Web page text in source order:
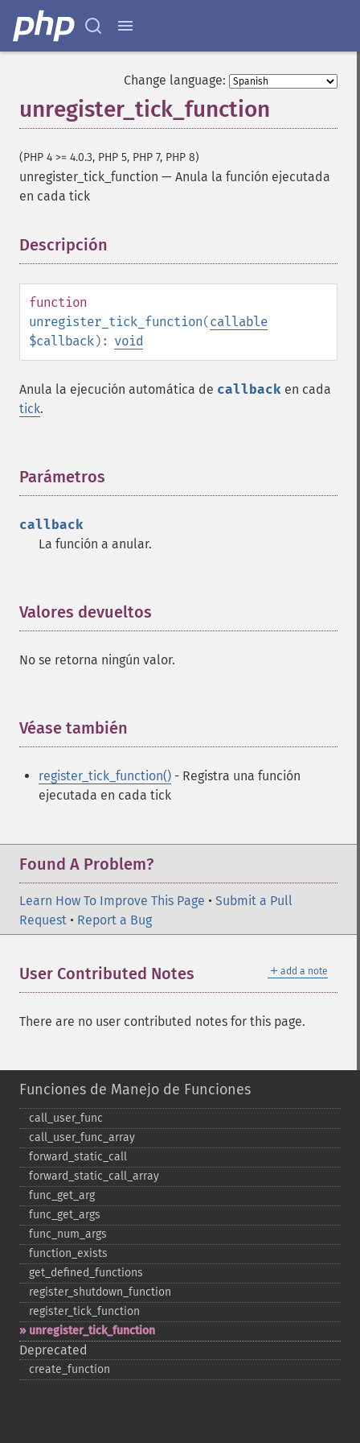
Change language:
unregister_tick_function
(PHP 4 >= 4.0.3, PHP 5, PHP 7, PHP 8)
unregister_tick_function — Anula la función ejecutada
en cada tick
Descripción
function
unregister_tick_function(callable
$callback): void
Anula la ejecución automática de callback en cada
tick.
Parámetros
callback
La función a anular.
Valores devueltos
No se retorna ningún valor.
Véase también
register_tick_function() - Registra una función
ejecutada en cada tick
Found A Problem?
Learn How To Improve This Page • Submit a Pull
Request • Report a Bug
＋ add a note
User Contributed Notes
There are no user contributed notes for this page.
Funciones de Manejo de Funciones
call_​user_​func
call_​user_​func_​array
forward_​static_​call
forward_​static_​call_​array
func_​get_​arg
func_​get_​args
func_​num_​args
function_​exists
get_​defined_​functions
register_​shutdown_​function
register_​tick_​function
unregister_​tick_​function
Deprecated
create_​function